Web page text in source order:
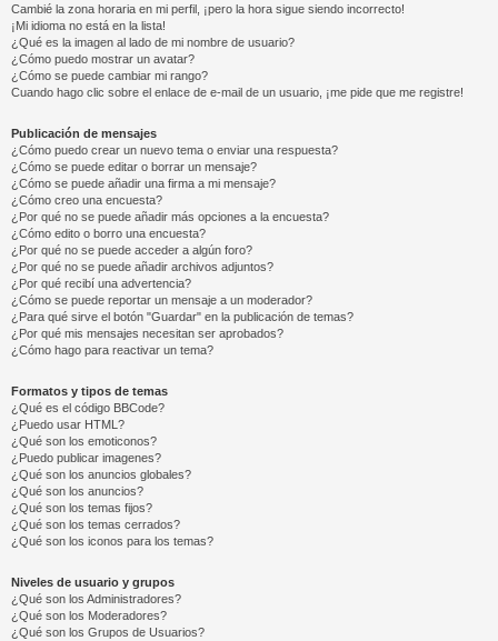
Cambié la zona horaria en mi perfil, ¡pero la hora sigue siendo incorrecto!
¡Mi idioma no está en la lista!
¿Qué es la imagen al lado de mi nombre de usuario?
¿Cómo puedo mostrar un avatar?
¿Cómo se puede cambiar mi rango?
Cuando hago clic sobre el enlace de e-mail de un usuario, ¡me pide que me registre!
Publicación de mensajes
¿Cómo puedo crear un nuevo tema o enviar una respuesta?
¿Cómo se puede editar o borrar un mensaje?
¿Cómo se puede añadir una firma a mi mensaje?
¿Cómo creo una encuesta?
¿Por qué no se puede añadir más opciones a la encuesta?
¿Cómo edito o borro una encuesta?
¿Por qué no se puede acceder a algún foro?
¿Por qué no se puede añadir archivos adjuntos?
¿Por qué recibí una advertencia?
¿Cómo se puede reportar un mensaje a un moderador?
¿Para qué sirve el botón "Guardar" en la publicación de temas?
¿Por qué mis mensajes necesitan ser aprobados?
¿Cómo hago para reactivar un tema?
Formatos y tipos de temas
¿Qué es el código BBCode?
¿Puedo usar HTML?
¿Qué son los emoticonos?
¿Puedo publicar imagenes?
¿Qué son los anuncios globales?
¿Qué son los anuncios?
¿Qué son los temas fijos?
¿Qué son los temas cerrados?
¿Qué son los iconos para los temas?
Niveles de usuario y grupos
¿Qué son los Administradores?
¿Qué son los Moderadores?
¿Qué son los Grupos de Usuarios?